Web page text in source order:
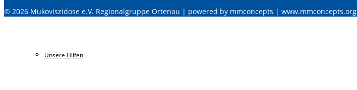
Unsere Hilfen
© 2026 Mukoviszidose e.V. Regionalgruppe Ortenau | powered by mmconcepts | www.mmconcepts.org